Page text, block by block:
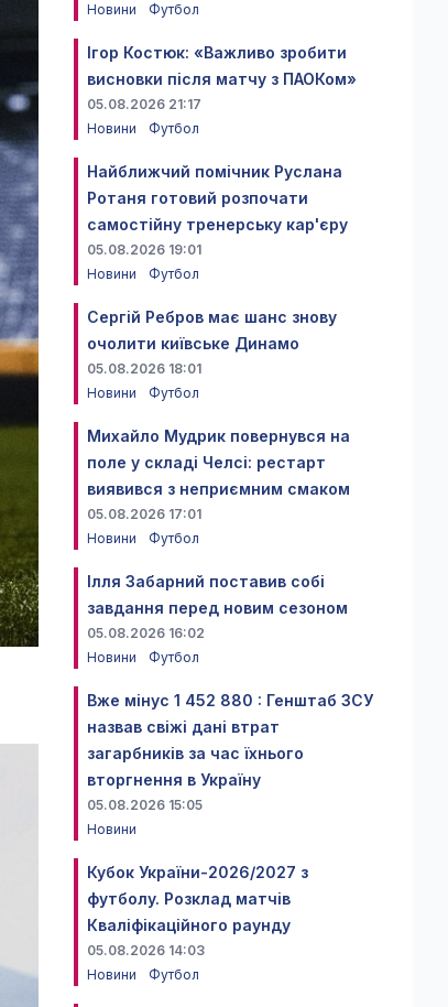
Новини
Футбол
Ігор Костюк: «Важливо зробити
висновки після матчу з ПАОКом»
05.08.2026 21:17
Новини
Футбол
Найближчий помічник Руслана
Ротаня готовий розпочати
самостійну тренерську кар'єру
05.08.2026 19:01
Новини
Футбол
Сергій Ребров має шанс знову
очолити київське Динамо
05.08.2026 18:01
Новини
Футбол
Михайло Мудрик повернувся на
поле у складі Челсі: рестарт
виявився з неприємним смаком
05.08.2026 17:01
Новини
Футбол
Ілля Забарний поставив собі
завдання перед новим сезоном
05.08.2026 16:02
Новини
Футбол
Вже мінус 1 452 880 : Генштаб ЗСУ
назвав свіжі дані втрат
загарбників за час їхнього
вторгнення в Україну
05.08.2026 15:05
Новини
Кубок України-2026/2027 з
футболу. Розклад матчів
Кваліфікаційного раунду
05.08.2026 14:03
Новини
Футбол